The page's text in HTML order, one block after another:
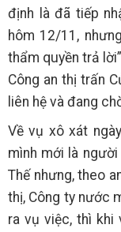
định là đã tiếp
hôm 12/11,
thẩm quyền trả
Công an thị trấn
liên hệ và đang
Về vụ xô xát
mình mới là người
Thế nhưng, theo
thị, Công ty nước
ra vụ việc, thì khi